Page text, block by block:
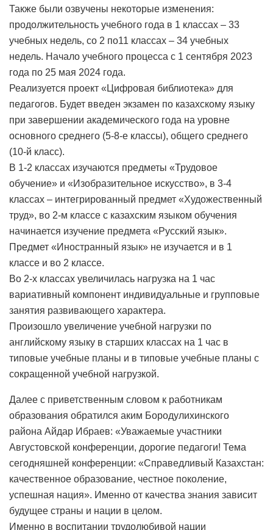
Также были озвучены некоторые изменения:
продолжительность учебного года в 1 классах – 33
учебных недель, со 2 по11 классах – 34 учебных
недель. Начало учебного процесса с 1 сентября 2023
года по 25 мая 2024 года.
Реализуется проект «Цифровая библиотека» для
педагогов. Будет введен экзамен по казахскому языку
при завершении академического года на уровне
основного среднего (5-8-е классы), общего среднего
(10-й класс).
В 1-2 классах изучаются предметы «Трудовое
обучение» и «Изобразительное искусство», в 3-4
классах – интегрированный предмет «Художественный
труд», во 2-м классе с казахским языком обучения
начинается изучение предмета «Русский язык».
Предмет «Иностранный язык» не изучается и в 1
классе и во 2 классе.
Во 2-х классах увеличилась нагрузка на 1 час
вариативный компонент индивидуальные и групповые
занятия развивающего характера.
Произошло увеличение учебной нагрузки по
английскому языку в старших классах на 1 час в
типовые учебные планы и в типовые учебные планы с
сокращенной учебной нагрузкой.
Далее с приветственным словом к работникам
образования обратился аким Бородулихинского
района Айдар Ибраев: «Уважаемые участники
Августовской конференции, дорогие педагоги! Тема
сегодняшней конференции: «Справедливый Казахстан:
качественное образование, честное поколение,
успешная нация». Именно от качества знания зависит
будущее страны и нации в целом.
Именно в воспитании трудолюбивой нации